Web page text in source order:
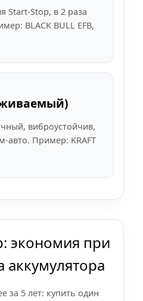
Start-Stop, в 2 раза
BLACK BULL EFB,
виброустойчив,
авто. Пример: KRAFT
экономия при
аккумулятора
за 5 лет: купить один